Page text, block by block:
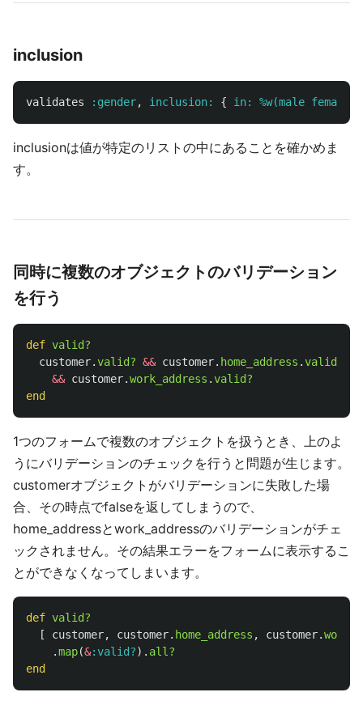
inclusion
validates :gender, inclusion: { in: %w(male female)
inclusionは値が特定のリストの中にあることを確かめま
す。
同時に複数のオブジェクトのバリデーション
を行う
def valid?
customer.valid? && customer. home_address .valid?
&& customer.work_address .valid?
end
1つのフォームで複数のオブジェクトを扱うとき、上のよ
うにバリデーションのチェックを行うと問題が生じます。
customerオブジェクトがバリデーションに失敗した場
合、その時点でfalseを返してしまうので、
home_addressとwork_addressのバリデーションがチェ
ックされません。その結果エラーをフォームに表示するこ
とができなくなってしまいます。
def valid?
[
customer, customer. home_address , customer.
.map(&:valid?). all?
end